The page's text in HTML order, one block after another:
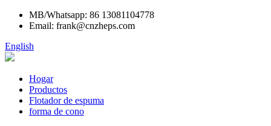
MB/Whatsapp: 86 13081104778
Email: frank@cnzheps.com
English
Hogar
Productos
Flotador de espuma
forma de cono